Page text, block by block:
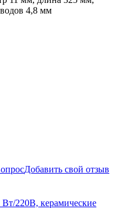
4,8 мм
Добавить свой отзыв